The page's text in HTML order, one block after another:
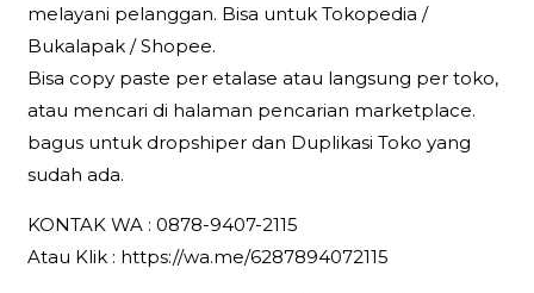
melayani pelanggan. Bisa untuk Tokopedia /
Bukalapak / Shopee.
Bisa copy paste per etalase atau langsung per toko,
atau mencari di halaman pencarian marketplace.
bagus untuk dropshiper dan Duplikasi Toko yang
sudah ada.
KONTAK WA : 0878-9407-2115
Atau Klik : https://wa.me/6287894072115